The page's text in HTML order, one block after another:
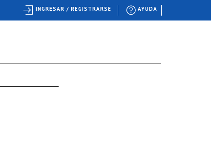
AYUDA
INGRESAR / REGISTRARSE